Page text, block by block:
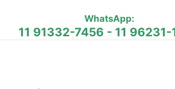
WhatsApp:
11 91332-7456 - 11